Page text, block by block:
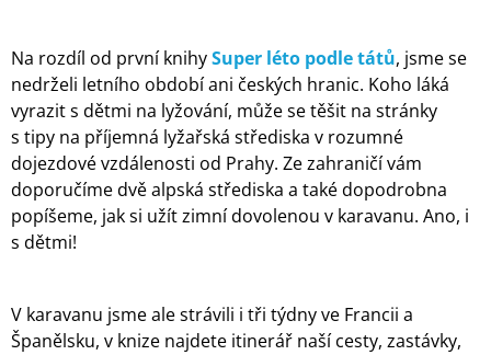
Na rozdíl od první knihySuper léto podle tátů, jsme se
nedrželi letního období ani českých hranic. Koho láká
vyrazit s dětmi na lyžování, může se těšit na stránky
s tipy na příjemná lyžařská střediska v rozumné
dojezdové vzdálenosti od Prahy. Ze zahraničí vám
doporučíme dvě alpská střediska a také dopodrobna
popíšeme, jak si užít zimní dovolenou v karavanu. Ano, i
s dětmi!
V karavanu jsme ale strávili i tři týdny ve Francii a
Španělsku, v knize najdete itinerář naší cesty, zastávky,